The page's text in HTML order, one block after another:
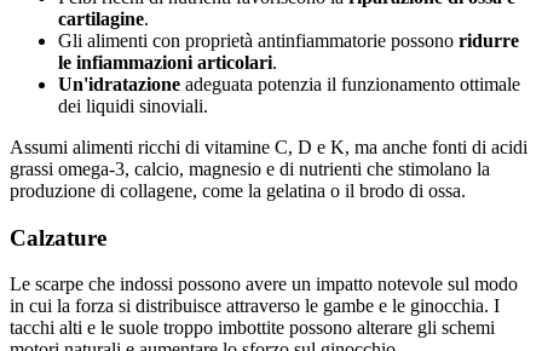
cartilagine.
Gli alimenti con proprietà antinfiammatorie possono ridurre
le infiammazioni articolari.
Un'idratazione adeguata potenzia il funzionamento ottimale
dei liquidi sinoviali.
Assumi alimenti ricchi di vitamine C, D e K, ma anche fonti di acidi
grassi omega-3, calcio, magnesio e di nutrienti che stimolano la
produzione di collagene, come la gelatina o il brodo di ossa.
Calzature
Le scarpe che indossi possono avere un impatto notevole sul modo
in cui la forza si distribuisce attraverso le gambe e le ginocchia. I
tacchi alti e le suole troppo imbottite possono alterare gli schemi